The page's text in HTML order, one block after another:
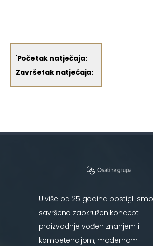
'Početak natječaja:
Završetak natječaja:
U više od 25 godina postigli smo
savršeno zaokružen koncept
proizvodnje vođen znanjem i
kompetencijom, modernom